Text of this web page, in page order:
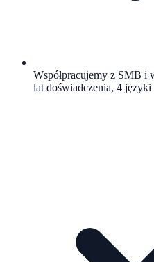
Współpracujemy z SMB
lat doświadczenia, 4 języki